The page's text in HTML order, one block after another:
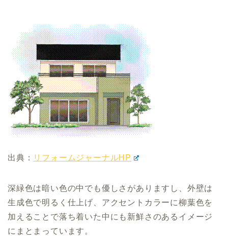
出典： リフォームジャーナルHP
深緑色は暗い色の中でも優しさがありますし、外壁は
生成色で明るく仕上げ、アクセントカラーに柳葉色を
加えることで落ち着いた中にも新鮮さのあるイメージ
にまとまっています。